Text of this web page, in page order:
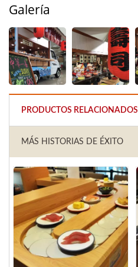
Galería
PRODUCTOS RELACIONADOS
MÁS HISTORIAS DE ÉXITO